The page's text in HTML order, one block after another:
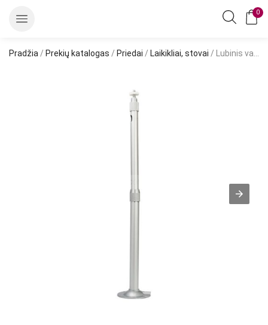
0
Pradžia / Prekių katalogas / Priedai / Laikikliai, stovai / Lubinis vaizdo kamerų laikiklis (iki 1m ilgio)